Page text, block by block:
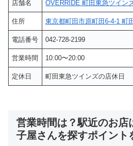
店舗名 OVERRIDE 町田東急ツイン
住所 東京都町田市原町田6-4-1 町
電話番号 042-728-2199
営業時間 10:00〜20:00
定休日 町田東急ツインズの店休日
営業時間は？駅近のお店
子屋さんを探すポイント